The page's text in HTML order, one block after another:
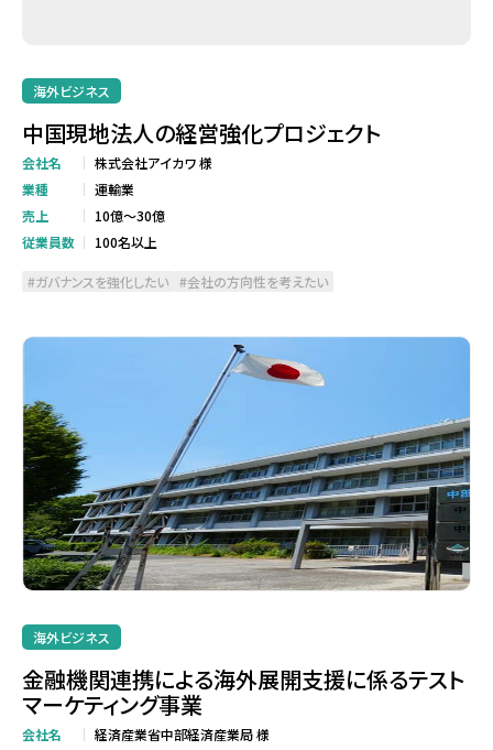
海外ビジネス
中国現地法人の経営強化プロジェクト
会社名
株式会社アイカワ 様
業種
運輸業
売上
10億～30億
従業員数
100名以上
ガバナンスを強化したい 会社の方向性を考えたい
海外ビジネス
金融機関連携による海外展開支援に係るテスト
マーケティング事業
会社名
経済産業省中部経済産業局 様